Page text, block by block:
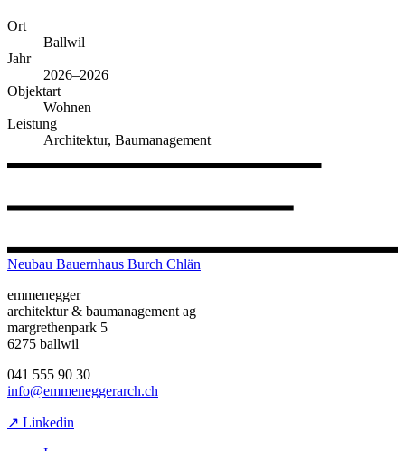
Ort
Ballwil
Jahr
2026–2026
Objektart
Wohnen
Leistung
Architektur, Baumanagement
Neubau Bauernhaus Burch Chlän
emmenegger
architektur & baumanagement ag
margrethenpark 5
6275 ballwil
041 555 90 30
info@emmeneggerarch.ch
↗ Linkedin